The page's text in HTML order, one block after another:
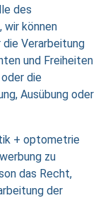
des
wir können
Verarbeitung
und Freiheiten
die
Ausübung oder
+ optometrie
zu
das Recht,
der